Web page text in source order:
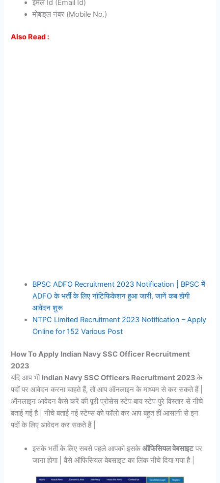
ईमेल Id (Email Id)
मोबाइल नंबर (Mobile No.)
Also Read :
BPSC ADFO Recruitment 2023 Notification | BPSC में
ADFO के भर्ती के लिए नोटिफिकेशन हुआ जारी, जानें कब होगी
आवेदन शुरू
NTPC Limited Recruitment 2023 Notification – Apply
Online for 152 Various Post
How To Apply Indian Navy SSC Officer Recruitment
2023
यदि आप भी Indian Navy SSC Officers Recruitment 2023के
पदों पर आवेदन करना चाहते हैं, तो आप ऑनलाइन के माध्यम से कर सकते हैं |
ऑनलाइन आवेदन कैसे करें की पूरी प्रोसेस स्टेप बाय स्टेप पुरे विस्तार से नीचे
बताई गई है | नीचे बताई गई स्टेप्स को फॉलो कर आप बहुत हीं आसानी से इन
पदों के लिए आवेदन कर सकते हैं |
इसके भर्ती के लिए सबसे पहले आपको इसकेऑफिसियल वेबसाइटपर
जाना होगा | वैसे ऑफिसियल वेबसाइट का लिंक नीचे दिया गया है |